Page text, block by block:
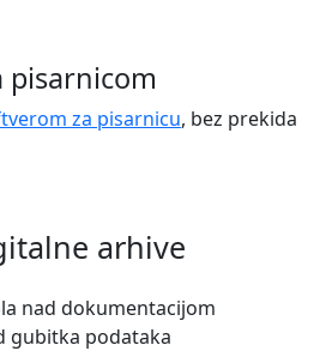
pisarnicom
za pisarnicu, bez prekida
arhive
nad dokumentacijom
gubitka podataka